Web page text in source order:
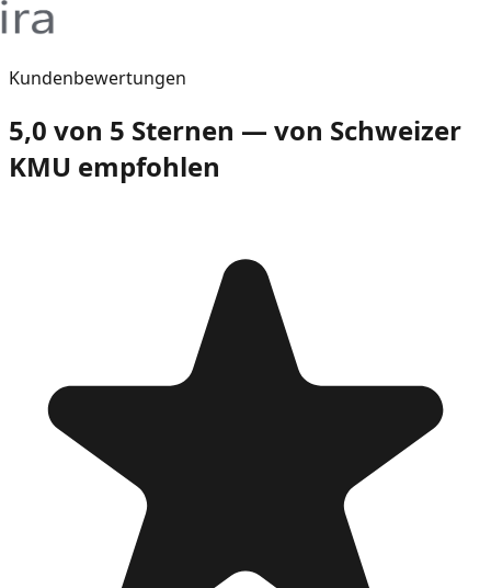
Kundenbewertungen
5,0 von 5 Sternen — von Schweizer
KMU empfohlen